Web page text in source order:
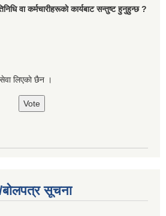
वा कर्मचारीहरूकाे कार्यबाट सन्तुष्ट हुनुहुन्छ ?
लिएकाे छैन ।
बोलपत्र सूचना